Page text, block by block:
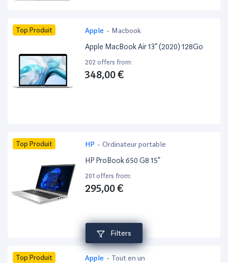
Filters
Top Produit Apple - Macbook
Apple MacBook Air 13” (2020) 128Go
202 offers from:
348,00 €
Top Produit HP - Ordinateur portable
HP ProBook 650 G8 15”
201 offers from:
295,00 €
Top Produit Apple - Tout en un